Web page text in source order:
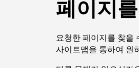
페이지
요청한 페이지를 찾을
사이트맵을 통하여 원